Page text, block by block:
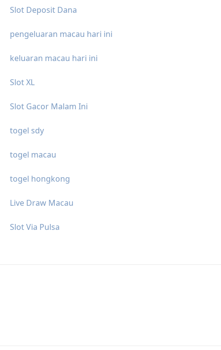
Slot Deposit Dana
pengeluaran macau hari ini
keluaran macau hari ini
Slot XL
Slot Gacor Malam Ini
togel sdy
togel macau
togel hongkong
Live Draw Macau
Slot Via Pulsa